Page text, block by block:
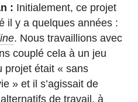
: Initialement, ce projet
il y a quelques années :
. Nous travaillions avec
couplé cela à un jeu
projet était « sans
» et il s’agissait de
de travail, à